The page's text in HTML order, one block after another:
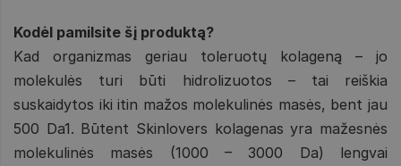
Kodėl pamilsite šį produktą?
Kad organizmas geriau toleruotų kolageną – jo
molekulės turi būti hidrolizuotos – tai reiškia
suskaidytos iki itin mažos molekulinės masės, bent jau
500 Da1. Būtent Skinlovers kolagenas yra mažesnės
molekulinės masės (1000 – 3000 Da) lengvai